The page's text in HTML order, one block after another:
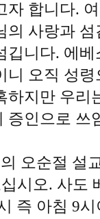
자 합니다.
의 사랑과
깁니다. 에
니 오직 성
하지만 우리
증인으로 쓰
오순절 설
시오. 사도
즉 아침 9